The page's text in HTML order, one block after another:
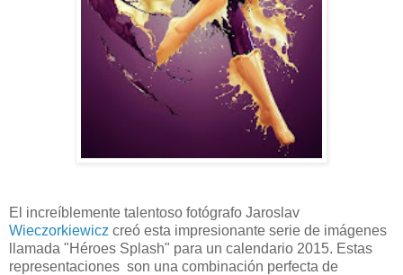
El increíblemente talentoso fotógrafo Jaroslav
Wieczorkiewicz creó esta impresionante serie de imágenes
llamada "Héroes Splash" para un calendario 2015. Estas
representaciones son una combinación perfecta de